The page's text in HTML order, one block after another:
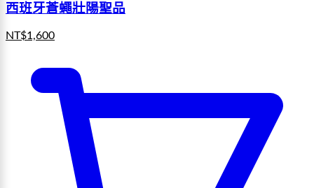
西班牙蒼蠅壯陽聖品
NT$1,600